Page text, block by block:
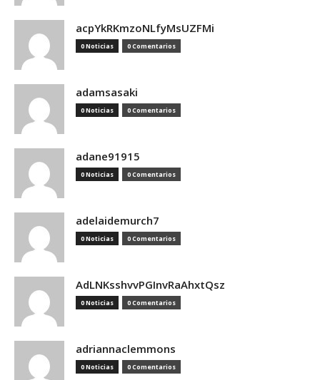
acpYkRKmzoNLfyMsUZFMi
0 Noticias 0 Comentarios
adamsasaki
0 Noticias 0 Comentarios
adane91915
0 Noticias 0 Comentarios
adelaidemurch7
0 Noticias 0 Comentarios
AdLNKsshvvPGInvRaAhxtQsz
0 Noticias 0 Comentarios
adriannaclemmons
0 Noticias 0 Comentarios